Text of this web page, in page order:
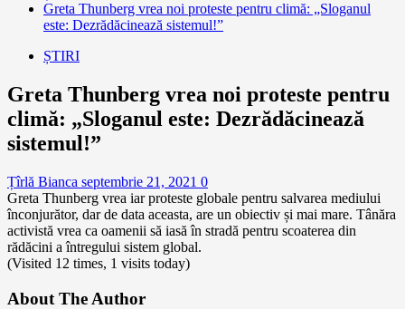
Greta Thunberg vrea noi proteste pentru climă: „Sloganul
este: Dezrădăcinează sistemul!”
ȘTIRI
Greta Thunberg vrea noi proteste pentru
climă: „Sloganul este: Dezrădăcinează
sistemul!”
Țîrlă Bianca septembrie 21, 2021 0
Greta Thunberg vrea iar proteste globale pentru salvarea mediului
înconjurător, dar de data aceasta, are un obiectiv și mai mare. Tânăra
activistă vrea ca oamenii să iasă în stradă pentru scoaterea din
rădăcini a întregului sistem global.
(Visited 12 times, 1 visits today)
About The Author